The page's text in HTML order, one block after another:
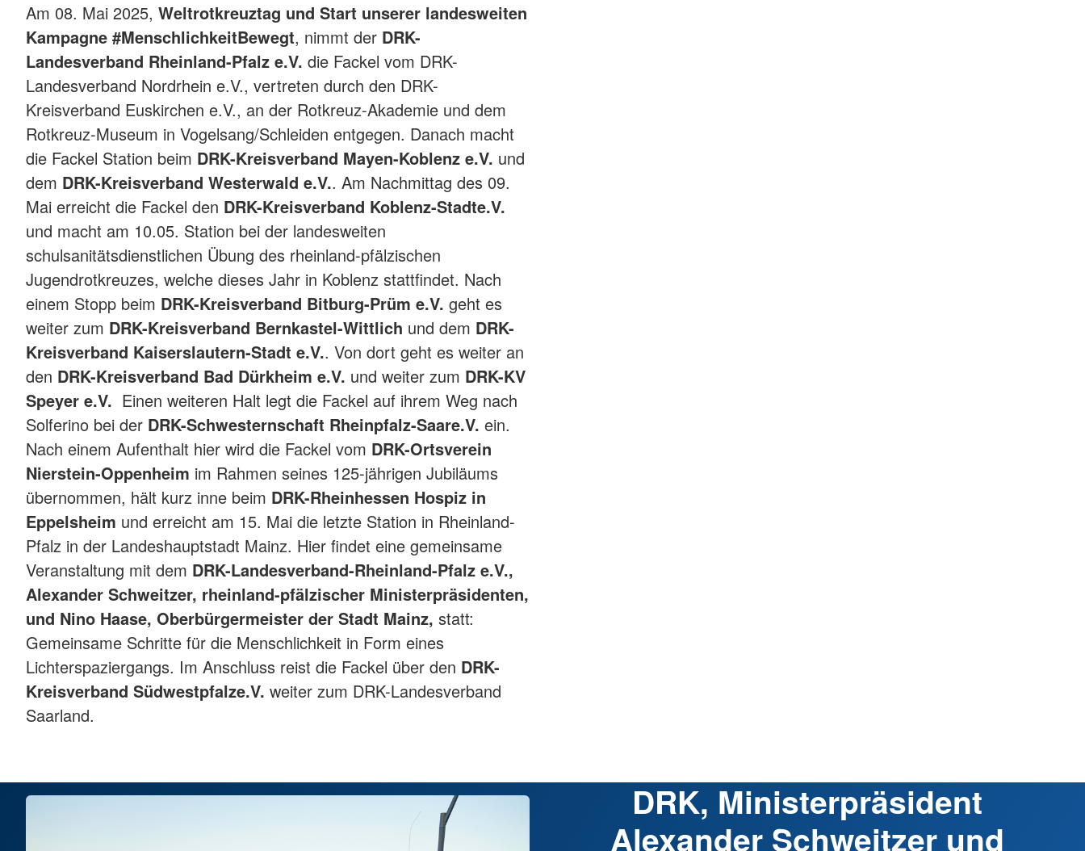
Am 08. Mai 2025, Weltrotkreuztag und Start unserer landesweiten
Kampagne #MenschlichkeitBewegt, nimmt der DRK-
Landesverband Rheinland-Pfalz e.V. die Fackel vom DRK-
Landesverband Nordrhein e.V., vertreten durch den DRK-
Kreisverband Euskirchen e.V., an der Rotkreuz-Akademie und dem
Rotkreuz-Museum in Vogelsang/Schleiden entgegen. Danach macht
die Fackel Station beim DRK-Kreisverband Mayen-Koblenz e.V. und
dem DRK-Kreisverband Westerwald e.V.. Am Nachmittag des 09.
Mai erreicht die Fackel den DRK-Kreisverband Koblenz-Stadte.V.
und macht am 10.05. Station bei der landesweiten
schulsanitätsdienstlichen Übung des rheinland-pfälzischen
Jugendrotkreuzes, welche dieses Jahr in Koblenz stattfindet. Nach
einem Stopp beim DRK-Kreisverband Bitburg-Prüm e.V. geht es
weiter zum DRK-Kreisverband Bernkastel-Wittlich und dem DRK-
Kreisverband Kaiserslautern-Stadt e.V.. Von dort geht es weiter an
den DRK-Kreisverband Bad Dürkheim e.V. und weiter zum DRK-KV
Speyer e.V. Einen weiteren Halt legt die Fackel auf ihrem Weg nach
Solferino bei der DRK-Schwesternschaft Rheinpfalz-Saare.V. ein.
Nach einem Aufenthalt hier wird die Fackel vom DRK-Ortsverein
Nierstein-Oppenheim im Rahmen seines 125-jährigen Jubiläums
übernommen, hält kurz inne beim DRK-Rheinhessen Hospiz in
Eppelsheim und erreicht am 15. Mai die letzte Station in Rheinland-
Pfalz in der Landeshauptstadt Mainz. Hier findet eine gemeinsame
Veranstaltung mit dem DRK-Landesverband-Rheinland-Pfalz e.V.,
Alexander Schweitzer, rheinland-pfälzischer Ministerpräsidenten,
und Nino Haase, Oberbürgermeister der Stadt Mainz, statt:
Gemeinsame Schritte für die Menschlichkeit in Form eines
Lichterspaziergangs. Im Anschluss reist die Fackel über den DRK-
Kreisverband Südwestpfalze.V. weiter zum DRK-Landesverband
Saarland.
DRK, Ministerpräsident
Alexander Schweitzer und